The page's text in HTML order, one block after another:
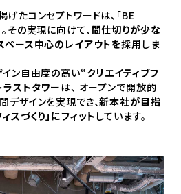
たコンセプトワードは、「BE
その実現に向けて、 間仕切りが少な
ペース中心のレイアウトを採用 しま
ン自由度の高い“クリエイティブフ
ストタワーは、 オープンで開放的
ザインを実現でき、新本社が目指
スづくり」にフィット しています。